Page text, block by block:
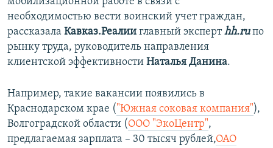
необходимостью вести воинский учет граждан,
рассказала Кавказ.Реалии главный экспертhh.ruпо
рынку труда, руководитель направления
клиентской эффективности Наталья Данина.
Например, такие вакансии появились в
Краснодарском крае ("Южная соковая компания"),
Волгоградской области (ООО "ЭкоЦентр",
предлагаемая зарплата – 30 тысяч рублей,ОАО